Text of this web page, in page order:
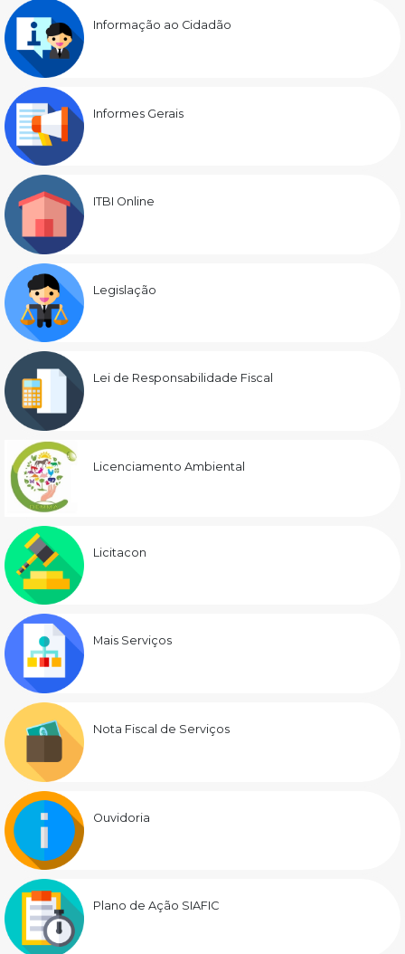
Informação ao Cidadão
Informes Gerais
ITBI Online
Legislação
Lei de Responsabilidade Fiscal
Licenciamento Ambiental
Licitacon
Mais Serviços
Nota Fiscal de Serviços
Ouvidoria
Plano de Ação SIAFIC